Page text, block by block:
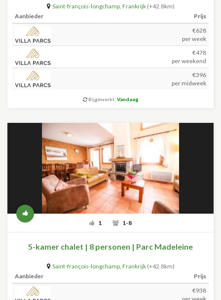
Saint-françois-longchamp, Frankrijk (+42.8km)
Aanbieder
Prijs
€628
per week
€478
per weekend
€396
per midweek
Bijgewerkt: Vandaag
1 1-8
5-kamer chalet | 8 personen | Parc Madeleine
Saint-françois-longchamp, Frankrijk (+42.8km)
Aanbieder
Prijs
€938